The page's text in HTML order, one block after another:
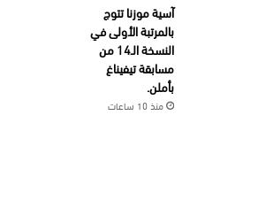
آسية موزنا تتوج
بالمرتبة الأولى في
النسخة الـ14 من
مسابقة تيفيناغ
بأملن.
منذ 10 ساعات